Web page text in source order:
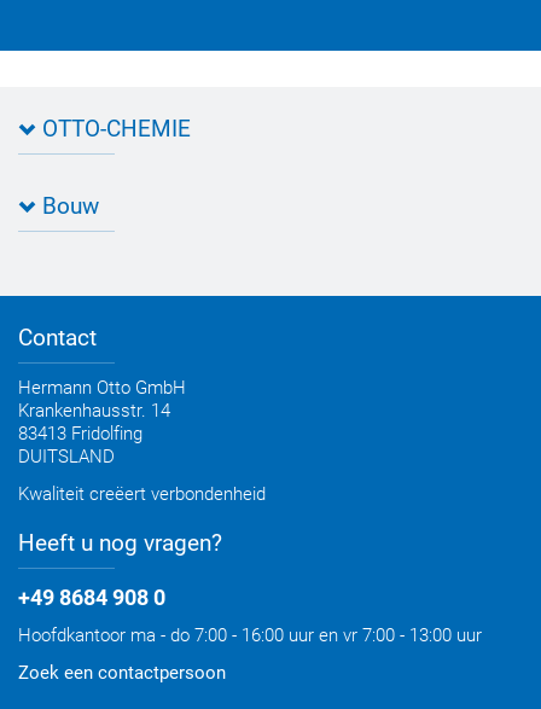
OTTO-CHEMIE
Routebeschrijving
Bouw
Zoekhulp Toepassing
Advies, Catalogus, Brochures
OTTO Bouw Nieuwsbrief
Contact
Hermann Otto GmbH
Krankenhausstr. 14
83413 Fridolfing
DUITSLAND
Kwaliteit creëert verbondenheid
Heeft u nog vragen?
+49 8684 908 0
Hoofdkantoor ma - do 7:00 - 16:00 uur en vr 7:00 - 13:00 uur
Zoek een contactpersoon